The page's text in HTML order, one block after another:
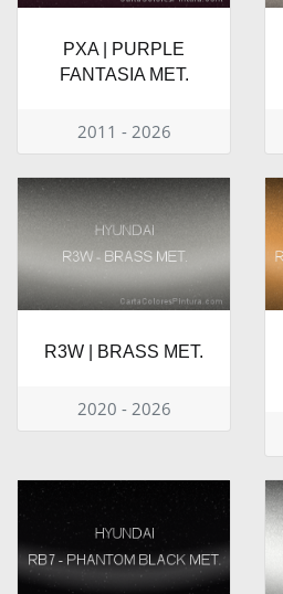
PXA | PURPLE
FANTASIA MET.
2011 - 2026
R3W | BRASS MET.
2020 - 2026